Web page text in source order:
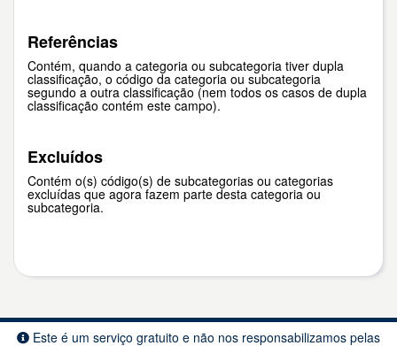
Referências
Contém, quando a categoria ou subcategoria tiver dupla
classificação, o código da categoria ou subcategoria
segundo a outra classificação (nem todos os casos de dupla
classificação contém este campo).
Excluídos
Contém o(s) código(s) de subcategorias ou categorias
excluídas que agora fazem parte desta categoria ou
subcategoria.
Este é um serviço gratuito e não nos responsabilizamos pelas